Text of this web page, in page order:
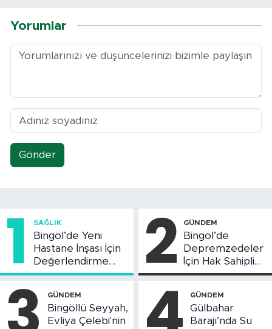
Yorumlar
Gönder
1 SAĞLIK
Bingöl’de Yeni
Hastane İnşası İçin
Değerlendirme
Toplantısı Yapıldı
2 GÜNDEM
Bingöl’de
Depremzedeler
İçin Hak Sahipliği
Askı Süreci
GÜNDEM
Bingöllü Seyyah,
Evliya Çelebi'nin
GÜNDEM
Gülbahar
Barajı’nda Su